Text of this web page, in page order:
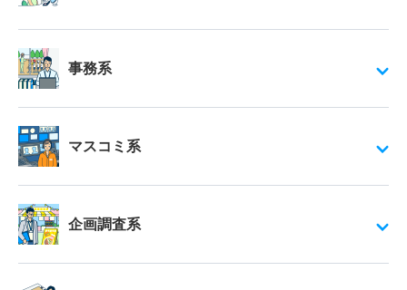
事務系
マスコミ系
企画調査系